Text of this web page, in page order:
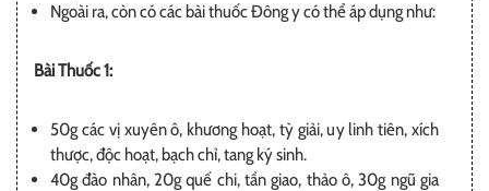
Ngoài ra, còn có các bài thuốc Đông y có thể áp dụng như:
Bài Thuốc 1:
50g các vị xuyên ô, khương hoạt, tỳ giải, uy linh tiên, xích
thược, độc hoạt, bạch chỉ, tang ký sinh.
40g đào nhân, 20g quế chi, tần giao, thảo ô, 30g ngũ gia